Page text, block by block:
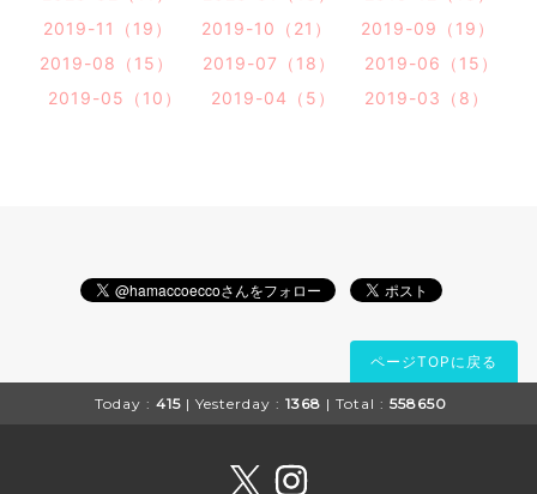
2019-11（19）
2019-10（21）
2019-09（19）
2019-08（15）
2019-07（18）
2019-06（15）
2019-05（10）
2019-04（5） 2019-03（8）
ページTOPに戻る
Today : 415 | Yesterday : 1368 | Total : 558650